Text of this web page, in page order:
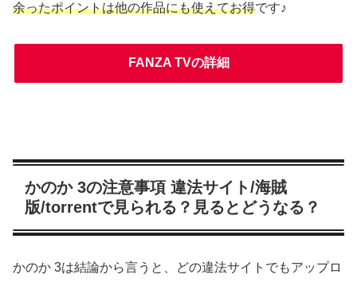
余ったポイントは他の作品にも使えてお得です♪
FANZA TVの詳細
かのか 3の注意事項 違法サイト/海賊
版/torrentで見られる？見るとどうなる？
かのか 3は結論から言うと、どの違法サイトでもアップロ